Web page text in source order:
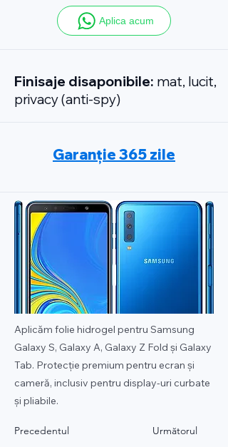
Aplica acum
Finisaje disaponibile: mat, lucit,
privacy (anti-spy)
Garanție 365 zile
Aplicăm folie hidrogel pentru Samsung
Galaxy S, Galaxy A, Galaxy Z Fold și Galaxy
Tab. Protecție premium pentru ecran și
cameră, inclusiv pentru display-uri curbate
și pliabile.
Precedentul Următorul